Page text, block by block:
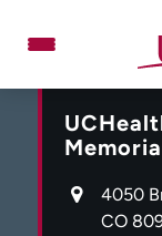
contenido
Médicos
Ubicaciones
Atención de4050
CO